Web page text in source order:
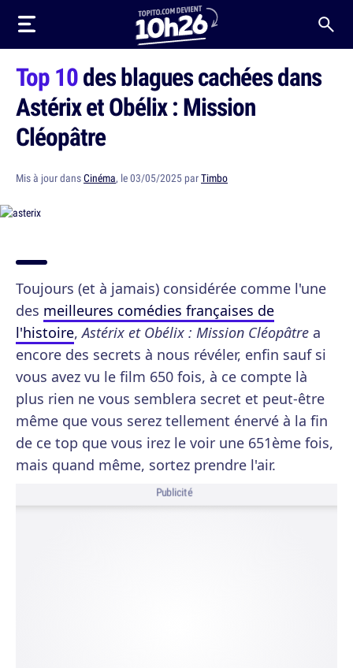
Top 10des blagues cachées dans
Astérix et Obélix : Mission
Cléopâtre
Mis à jour dansCinéma, le 03/05/2025 parTimbo
Toujours (et à jamais) considérée comme l'une
des meilleures comédies françaises de
l'histoire,Astérix et Obélix : Mission Cléopâtre a
encore des secrets à nous révéler, enfin sauf si
vous avez vu le film 650 fois, à ce compte là
plus rien ne vous semblera secret et peut-être
même que vous serez tellement énervé à la fin
de ce top que vous irez le voir une 651ème fois,
mais quand même, sortez prendre l'air.
Publicité